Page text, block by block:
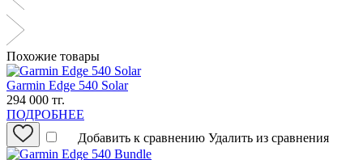
Похожие товары
Garmin Edge 540 Solar
294 000 тг.
ПОДРОБНЕЕ
Добавить к сравнению Удалить из сравнения